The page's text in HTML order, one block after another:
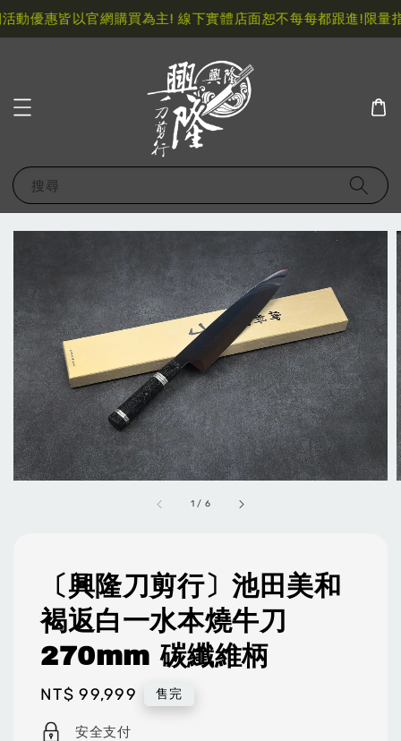
動優惠皆以官網購買為主! 線下實體店面恕不每每都跟進!限量指
搜尋
1 / 6
〔興隆刀剪行〕池田美和
褐返白一水本燒牛刀
270mm 碳纖維柄
Regular
price
NT$ 99,999 售完
安全支付